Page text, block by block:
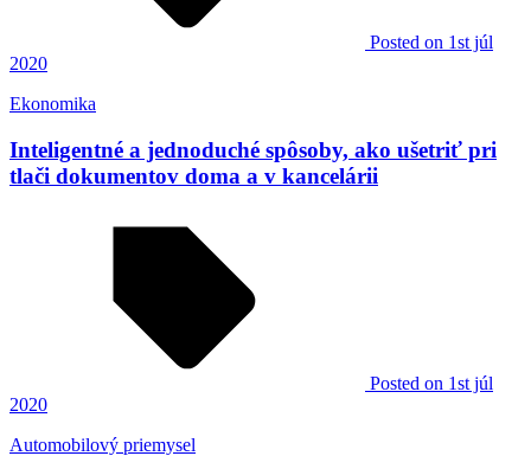
Posted on 1st júl
2020
Ekonomika
Inteligentné a jednoduché spôsoby, ako ušetriť pri
tlači dokumentov doma a v kancelárii
Posted on 1st júl
2020
Automobilový priemysel